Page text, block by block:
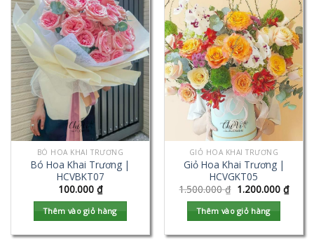
BÓ HOA KHAI TRƯƠNG
Bó Hoa Khai Trương |
HCVBKT07
100.000 ₫
Thêm vào giỏ hàng
GIỎ HOA KHAI TRƯƠNG
Giỏ Hoa Khai Trương |
HCVGKT05
1.500.000₫ 1.200.000 ₫
Thêm vào giỏ hàng